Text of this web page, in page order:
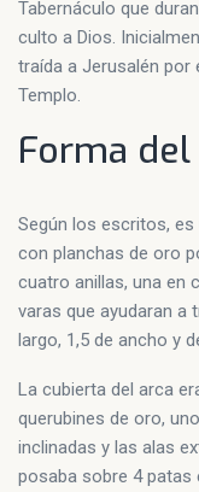
Tabernáculo que
culto a Dios.
traída a Jerusalén por
Templo.
Forma
Según los escritos,
con planchas de oro
cuatro anillas, una en
varas que ayudaran a
largo, 1,5 de ancho y
La cubierta del arca
querubines de oro,
inclinadas y las alas
posaba sobre 4